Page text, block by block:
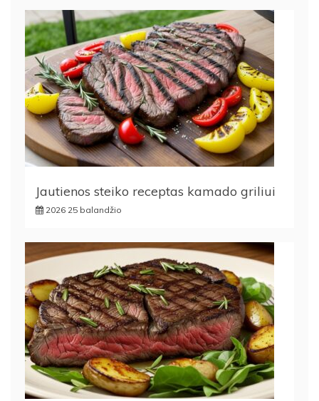
Jautienos steiko receptas kamado griliui
2026 25 balandžio